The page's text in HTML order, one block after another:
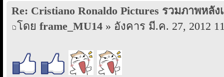
Re: Cristiano Ronaldo Pictures รวมภาพหลั
โดย frame_MU14 » อังคาร มี.ค. 27, 2012